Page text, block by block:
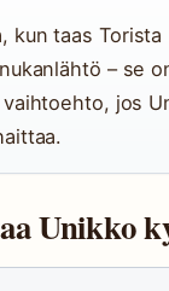
kun taas
– se
jos
Unikko